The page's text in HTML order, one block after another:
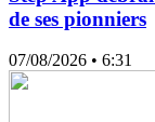
de ses pionniers
07/08/2026 • 6:31